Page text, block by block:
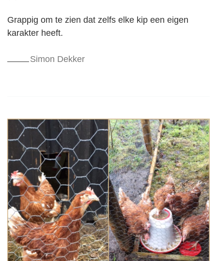
Grappig om te zien dat zelfs elke kip een eigen
karakter heeft.
Simon Dekker